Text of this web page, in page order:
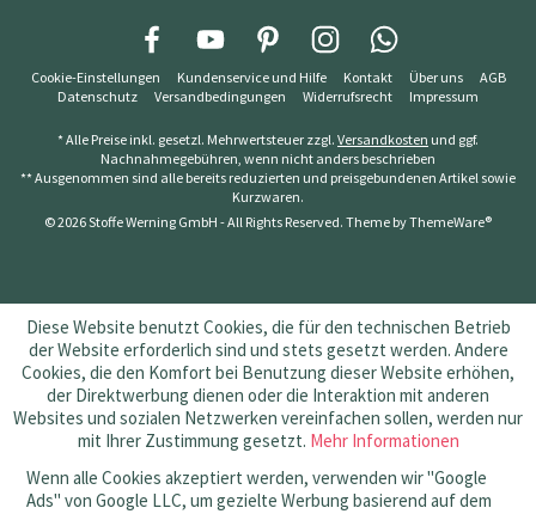
Cookie-Einstellungen Kundenservice und Hilfe Kontakt Über uns
AGB
Datenschutz
Versandbedingungen Widerrufsrecht Impressum
* Alle Preise inkl. gesetzl. Mehrwertsteuer zzgl. Versandkosten und ggf.
Nachnahmegebühren, wenn nicht anders beschrieben
** Ausgenommen sind alle bereits reduzierten und preisgebundenen Artikel sowie
Kurzwaren.
© 2026 Stoffe Werning GmbH - All Rights Reserved. Theme byThemeWare®
Diese Website benutzt Cookies, die für den technischen Betrieb
der Website erforderlich sind und stets gesetzt werden. Andere
Cookies, die den Komfort bei Benutzung dieser Website erhöhen,
der Direktwerbung dienen oder die Interaktion mit anderen
Websites und sozialen Netzwerken vereinfachen sollen, werden nur
mit Ihrer Zustimmung gesetzt. Mehr Informationen
Wenn alle Cookies akzeptiert werden, verwenden wir "Google
Ads" von Google LLC, um gezielte Werbung basierend auf dem